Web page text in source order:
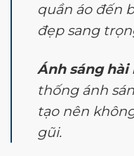
quần áo đến
đẹp sang
Ánh sáng hài
thống ánh
tạo nên
gũi.